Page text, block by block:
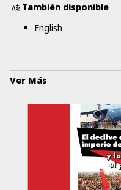
También disponible
English
Ver Más